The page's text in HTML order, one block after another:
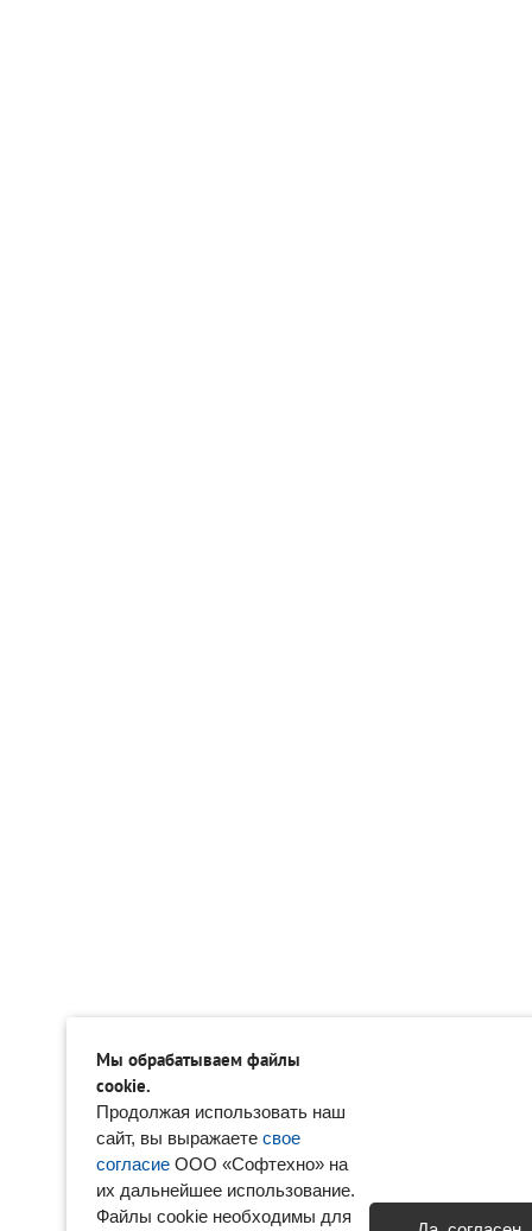
Мы обрабатываем файлы
cookie.
Продолжая использовать наш
сайт, вы выражаете свое
согласие ООО «Софтехно» на
их дальнейшее использование.
Файлы cookie необходимы для